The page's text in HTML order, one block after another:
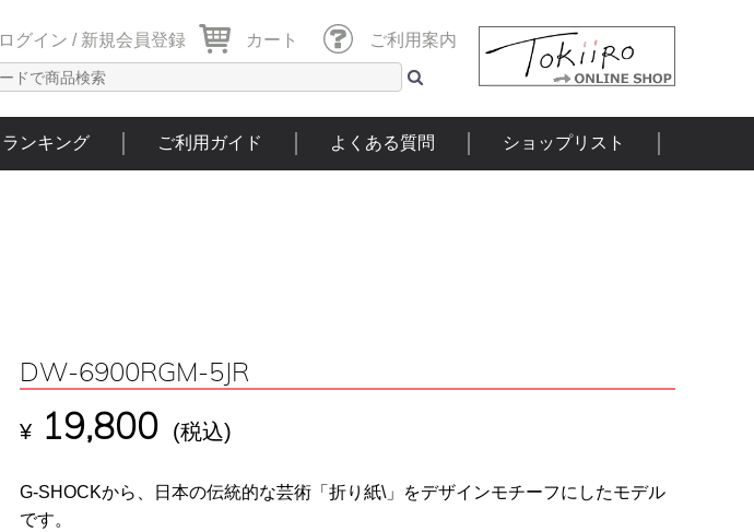
ログイン / 新規会員登録 カート ご利用案内
ランキング ご利用ガイド よくある質問 ショップリスト
DW-6900RGM-5JR
¥ 19,800 (税込)
G-SHOCKから、日本の伝統的な芸術「折り紙\」をデザインモチーフにしたモデル
です。